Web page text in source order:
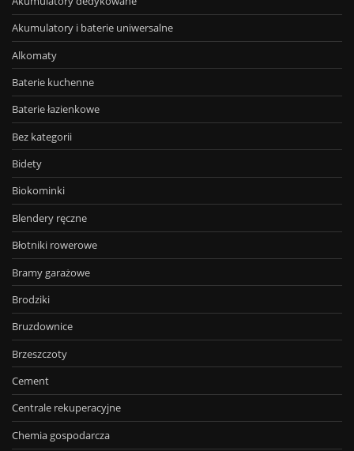
Akumulatory i baterie uniwersalne
Alkomaty
Baterie kuchenne
Baterie łazienkowe
Bez kategorii
Bidety
Biokominki
Blendery ręczne
Błotniki rowerowe
Bramy garażowe
Brodziki
Bruzdownice
Brzeszczoty
Cement
Centrale rekuperacyjne
Chemia gospodarcza